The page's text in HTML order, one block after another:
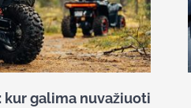
kur galima nuvažiuoti